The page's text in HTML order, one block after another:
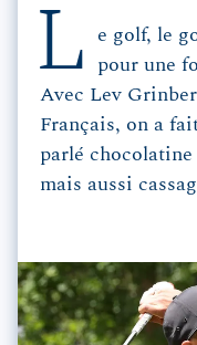
L
e golf, le
pour une
Avec Lev
Français, on a
parlé
mais aussi